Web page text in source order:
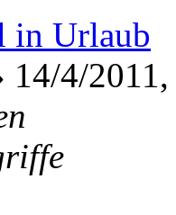
in Urlaub
14/4/